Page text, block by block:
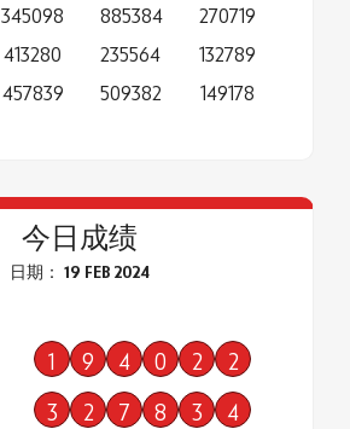
345098
413280
457839
885384
235564
509382
270719
132789
149178
今日成绩
日期： 19 FEB 2024
1 9 4 0 2 2
3 2 7 8 3 4